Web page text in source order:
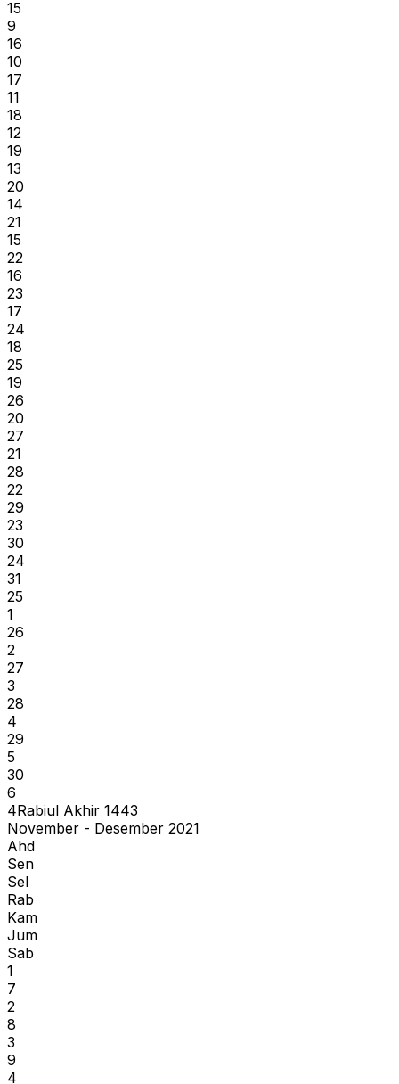
15
9
16
10
17
11
18
12
19
13
20
14
21
15
22
16
23
17
24
18
25
19
26
20
27
21
28
22
29
23
30
24
31
25
1
26
2
27
3
28
4
29
5
30
6
4Rabiul Akhir 1443
November - Desember 2021
Ahd
Sen
Sel
Rab
Kam
Jum
Sab
1
7
2
8
3
9
4